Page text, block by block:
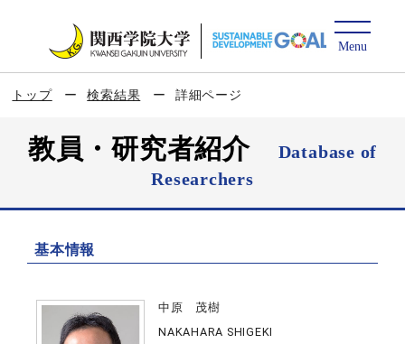
トップ 検索結果 詳細ページ
教員・研究者紹介
Database of
Researchers
基本情報
中原 茂樹
NAKAHARA SHIGEKI